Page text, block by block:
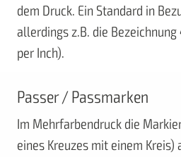
dem Druck. Ein Standard in
allerdings z.B. die
per Inch).
Passer / Passmarken
Im Mehrfarbendruck die
eines Kreuzes mit einem Kreis)